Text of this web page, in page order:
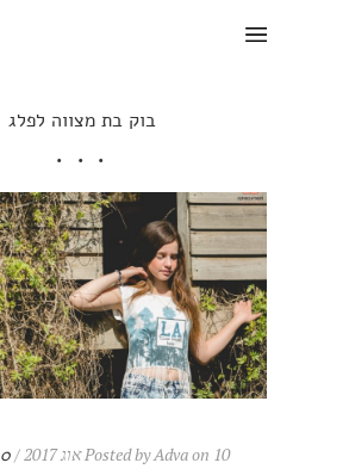
בוק בת מצווה לפלג
Posted by Adva on 10 אוג 2017 / 0 Comment